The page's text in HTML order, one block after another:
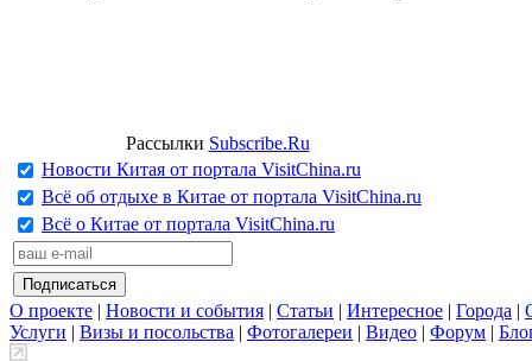
Рассылки Subscribe.Ru
Новости Китая от портала VisitChina.ru
Всё об отдыхе в Китае от портала VisitChina.ru
Всё о Китае от портала VisitChina.ru
О проекте | Новости и события | Статьи | Интересное | Города |
Услуги | Визы и посольства | Фотогалереи | Видео | Форум |